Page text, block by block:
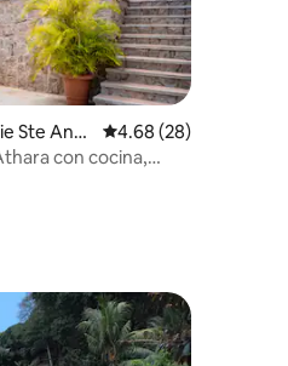
23 evaluaciones
Ste Ann
Calificación
4.68 (28)
con cocina,